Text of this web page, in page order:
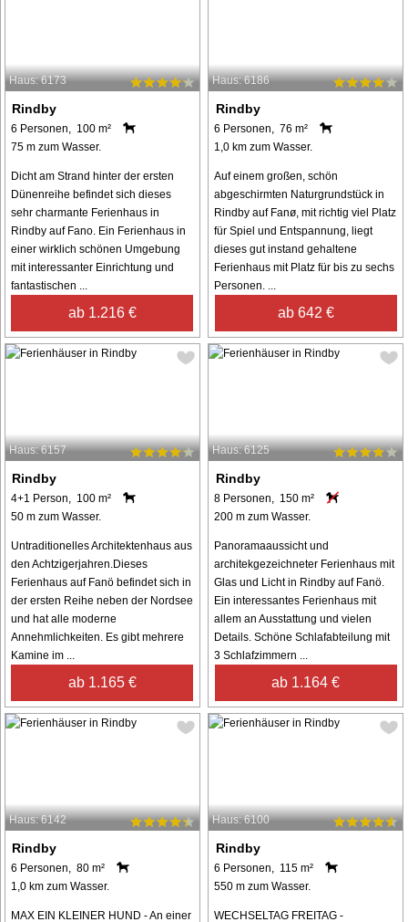
Haus: 6173
Rindby
6 Personen, 100 m²
75 m zum Wasser.
Dicht am Strand hinter der ersten
Dünenreihe befindet sich dieses
sehr charmante Ferienhaus in
Rindby auf Fano. Ein Ferienhaus in
einer wirklich schönen Umgebung
mit interessanter Einrichtung und
fantastischen ...
ab 1.216 €
Haus: 6186
Rindby
6 Personen, 76 m²
1,0 km zum Wasser.
Auf einem großen, schön
abgeschirmten Naturgrundstück in
Rindby auf Fanø, mit richtig viel Platz
für Spiel und Entspannung, liegt
dieses gut instand gehaltene
Ferienhaus mit Platz für bis zu sechs
Personen. ...
ab 642 €
Haus: 6157
Rindby
4+1 Person, 100 m²
50 m zum Wasser.
Untraditionelles Architektenhaus aus
den Achtzigerjahren.Dieses
Ferienhaus auf Fanö befindet sich in
der ersten Reihe neben der Nordsee
und hat alle moderne
Annehmlichkeiten. Es gibt mehrere
Kamine im ...
ab 1.165 €
Haus: 6125
Rindby
8 Personen, 150 m²
200 m zum Wasser.
Panoramaaussicht und
architekgezeichneter Ferienhaus mit
Glas und Licht in Rindby auf Fanö.
Ein interessantes Ferienhaus mit
allem an Ausstattung und vielen
Details. Schöne Schlafabteilung mit
3 Schlafzimmern ...
ab 1.164 €
Haus: 6142
Rindby
6 Personen, 80 m²
1,0 km zum Wasser.
MAX EIN KLEINER HUND - An einer
Haus: 6100
Rindby
6 Personen, 115 m²
550 m zum Wasser.
WECHSELTAG FREITAG -